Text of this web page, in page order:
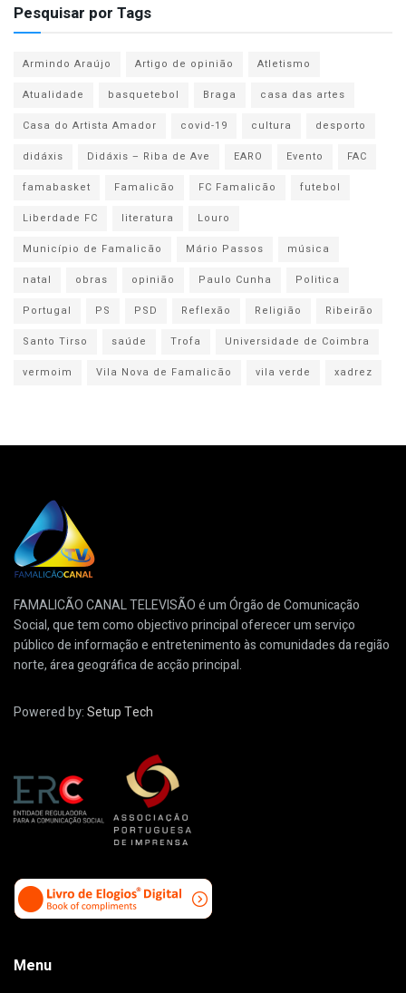
Pesquisar por Tags
Armindo Araújo Artigo de opinião
Atletismo
Atualidade
basquetebol Braga
casa das artes
Casa do Artista Amador
covid-19 cultura
desporto
didáxis
Didáxis – Riba de Ave EARO Evento
FAC
famabasket
Famalicão FC Famalicão
futebol
Liberdade FC
literatura
Louro
Município de Famalicão
Mário Passos
música
natal
obras opinião Paulo Cunha
Politica
Portugal
PS PSD Reflexão Religião
Ribeirão
Santo Tirso
saúde Trofa
Universidade de Coimbra
vermoim
Vila Nova de Famalicão vila verde xadrez
FAMALICÃO CANAL TELEVISÃO é um Órgão de Comunicação
Social, que tem como objectivo principal oferecer um serviço
público de informação e entretenimento às comunidades da região
norte, área geográfica de acção principal.
Powered by:Setup Tech
Menu